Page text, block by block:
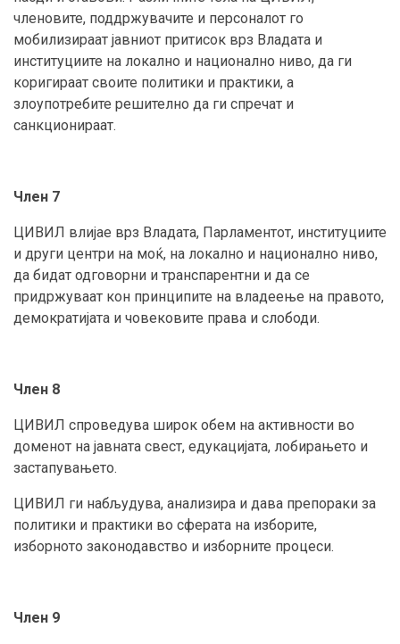
членовите, поддржувачите и персоналот го
мобилизираат јавниот притисок врз Владата и
институциите на локално и национално ниво, да ги
коригираат своите политики и практики, а
злоупотребите решително да ги спречат и
санкционираат.
Член 7
ЦИВИЛ влијае врз Владата, Парламентот, институциите
и други центри на моќ, на локално и национално ниво,
да бидат одговорни и транспарентни и да се
придржуваат кон принципите на владеење на правото,
демократијата и човековите права и слободи.
Член 8
ЦИВИЛ спроведува широк обем на активности во
доменот на јавната свест, едукацијата, лобирањето и
застапувањето.
ЦИВИЛ ги набљудува, анализира и дава препораки за
политики и практики во сферата на изборите,
изборното законодавство и изборните процеси.
Член 9